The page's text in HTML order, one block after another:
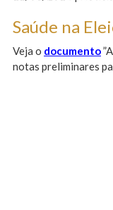
Saúde na
Veja o documento
notas preliminares